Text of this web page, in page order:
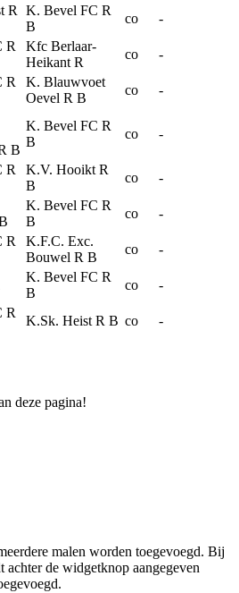
R
K. Bevel FC R
B
co -
R
Kfc Berlaar-
Heikant R
co -
R
K. Blauwvoet
Oevel R B
co -
B
K. Bevel FC R
B
co -
R
K.V. Hooikt R
B
co -
K. Bevel FC R
B
co -
R
K.F.C. Exc.
Bouwel R B
co -
K. Bevel FC R
B
co -
R
K.Sk. Heist R B co -
deze pagina!
malen worden toegevoegd. Bij
achter de widgetknop aangegeven